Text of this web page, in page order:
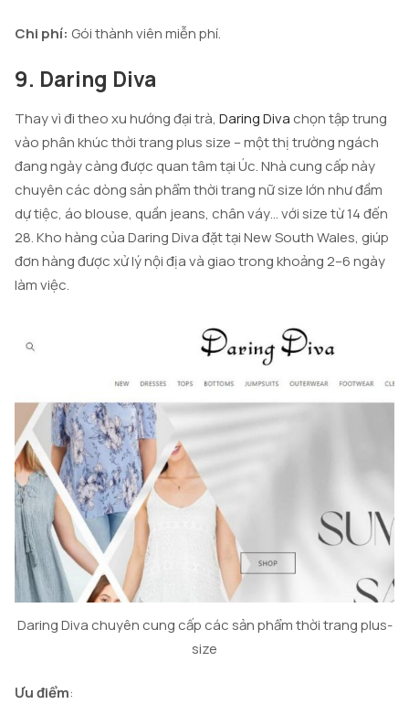
Chi phí: Gói thành viên miễn phí.
9. Daring Diva
Thay vì đi theo xu hướng đại trà, Daring Diva chọn tập trung
vào phân khúc thời trang plus size – một thị trường ngách
đang ngày càng được quan tâm tại Úc. Nhà cung cấp này
chuyên các dòng sản phẩm thời trang nữ size lớn như đầm
dự tiệc, áo blouse, quần jeans, chân váy… với size từ 14 đến
28. Kho hàng của Daring Diva đặt tại New South Wales, giúp
đơn hàng được xử lý nội địa và giao trong khoảng 2–6 ngày
làm việc.
Daring Diva chuyên cung cấp các sản phẩm thời trang plus-
size
Ưu điểm: